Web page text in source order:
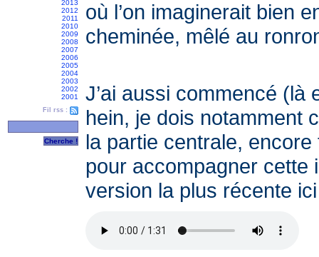
2013
2012
2011
2010
2009
2008
2007
2006
2005
2004
2003
2002
2001
Fil rss :
où l’on imaginerait bien
cheminée, mêlé au
J’ai aussi commencé (là
hein, je dois notamment
la partie centrale,
pour accompagner cette
version la plus récente